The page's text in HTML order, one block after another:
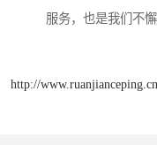
服务，也是我们不懈
http://www.ruanjianceping.cn